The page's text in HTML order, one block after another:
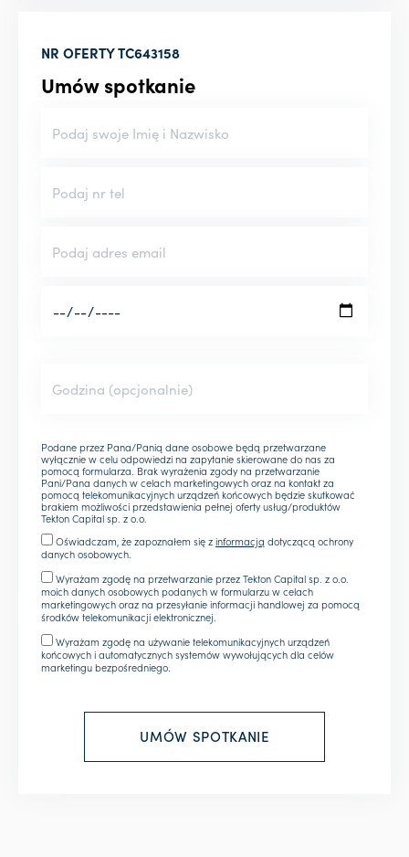
NR OFERTYTC643158
Umów spotkanie
Podane przez Pana/Panią dane osobowe będą przetwarzane
wyłącznie w celu odpowiedzi na zapytanie skierowane do nas za
pomocą formularza. Brak wyrażenia zgody na przetwarzanie
Pani/Pana danych w celach marketingowych oraz na kontakt za
pomocą telekomunikacyjnych urządzeń końcowych będzie skutkować
brakiem możliwości przedstawienia pełnej oferty usług/produktów
Tekton Capital sp. z o.o.
Oświadczam, że zapoznałem się zinformacją dotyczącą ochrony
danych osobowych.
Wyrażam zgodę na przetwarzanie przez Tekton Capital sp. z o.o.
moich danych osobowych podanych w formularzu w celach
marketingowych oraz na przesyłanie informacji handlowej za pomocą
środków telekomunikacji elektronicznej.
Wyrażam zgodę na używanie telekomunikacyjnych urządzeń
końcowych i automatycznych systemów wywołujących dla celów
marketingu bezpośredniego.